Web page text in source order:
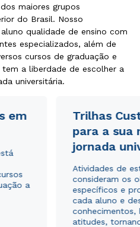
maiores grupos
do Brasil. Nosso
qualidade de ensino com
especializados, além de
cursos de graduação e
a liberdade de escolher a
universitária.
em
a
Trilhas
para a sua
jornada
Atividades de
consideram os
específicos e
cada aluno e
conhecimentos,
atitudes,